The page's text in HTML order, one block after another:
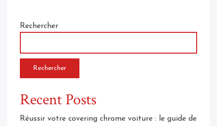
Rechercher
Rechercher
Recent Posts
Réussir votre covering chrome voiture : le guide de